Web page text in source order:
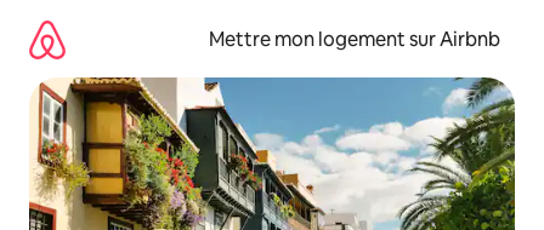
directement
contenu
Mettre mon logement sur Airbnb